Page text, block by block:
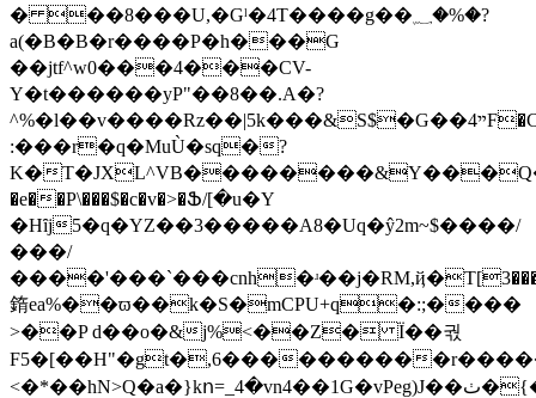
� ��8���U,�Gˡ�4T����g��؁�%�?
a(�B�B�r����P�h���G
��jtf^w0���4���CV-
Y�t������yP"��8��.A�?
^%�l��v����Rz��|5k���&S$�G��4ײF�Cwݶ��z
:���r�q�MuÙ�sq�?
K�
�e��P\���$�c�v�>�Ֆ/[�u�Y
�Hȋj5�q�YZ��3�����A8�Uq�ŷ2m~$����/
���/
䤻ea%��ϖ��k�S�mCPU+q�:;����
>��P d��o�&j%<��Z� Ï��궋
F5�[��H"�gt�,6���������
<�*��hN>Q�a�}kո=_4�vn4��1G�vPeg)J��ٺ�{�,q@st��4-:f��C�X �s����H����^�C��AQ��Uiúr[��x��͖='9��Y8{jŎ�dO�WMI���0 lc�